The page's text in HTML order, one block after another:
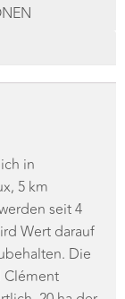
in
5 km
seit 4
Wert darauf
Die
Clément
20 ha der